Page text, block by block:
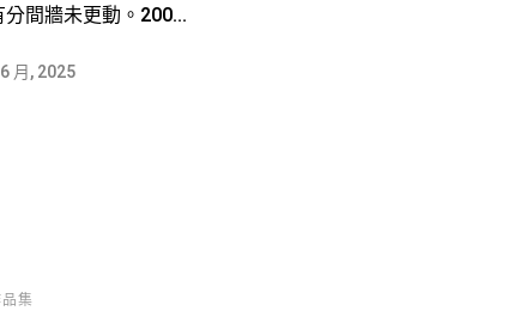
分間牆未更動。200...
月, 2025
集